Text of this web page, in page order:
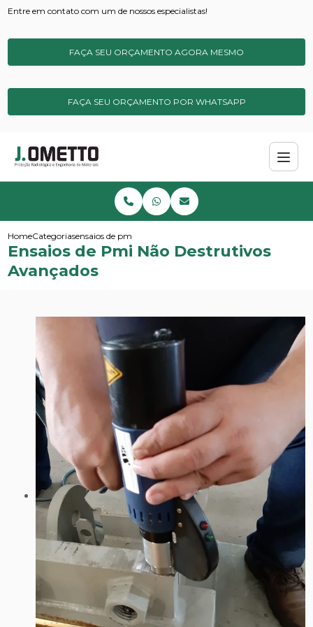
Entre em contato com um de nossos especialistas!
FAÇA SEU ORÇAMENTO AGORA MESMO
FAÇA SEU ORÇAMENTO POR WHATSAPP
HomeCategoriasensaios de pmi nao destrutivos avancados
Ensaios de Pmi Não Destrutivos
Avançados